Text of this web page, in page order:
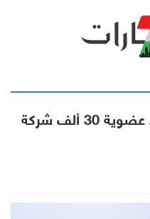
غرفة تجارة دبي تسجل تجديد عضوية 30 ألف شركة